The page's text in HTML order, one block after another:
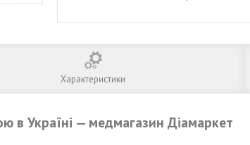
Характеристики
в Україні — медмагазин Діамаркет